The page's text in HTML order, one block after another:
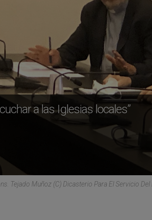
a las Iglesias locales”
Tejado Muñoz (C) Dicasterio Para El Servicio